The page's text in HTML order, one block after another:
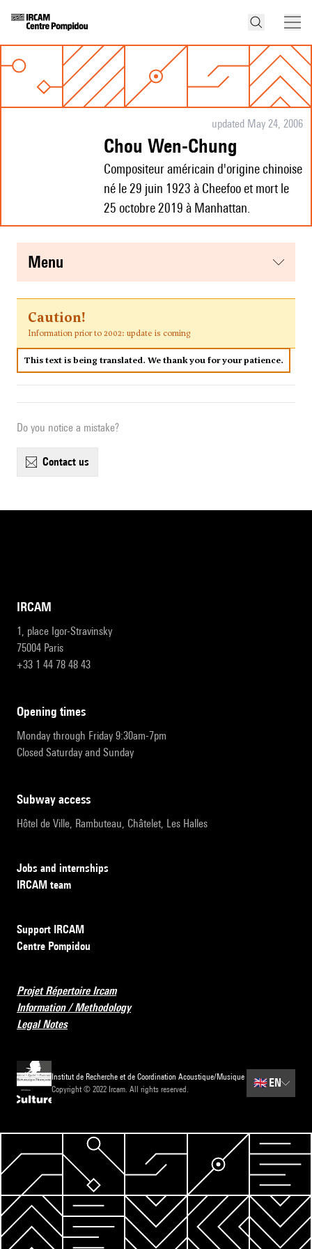
updated May 24, 2006
Chou Wen-Chung
Compositeur américain d'origine chinoise
né le 29 juin 1923 à Cheefoo et mort le
25 octobre 2019 à Manhattan.
menu
Caution!
Information prior to 2002: update is coming
This text is being translated. We thank you for your patience.
Do you notice a mistake?
contact us
IRCAM
1, place Igor-Stravinsky
75004 Paris
+33 1 44 78 48 43
opening times
Monday through Friday 9:30am-7pm
Closed Saturday and Sunday
subway access
Hôtel de Ville, Rambuteau, Châtelet, Les Halles
Jobs and internships
IRCAM team
Support IRCAM
Centre Pompidou
Projet Répertoire Ircam
Information / Methodology
Legal Notes
Institut de Recherche et de Coordination Acoustique/Musique
Copyright © 2022 Ircam. All rights reserved.
🇬🇧 EN